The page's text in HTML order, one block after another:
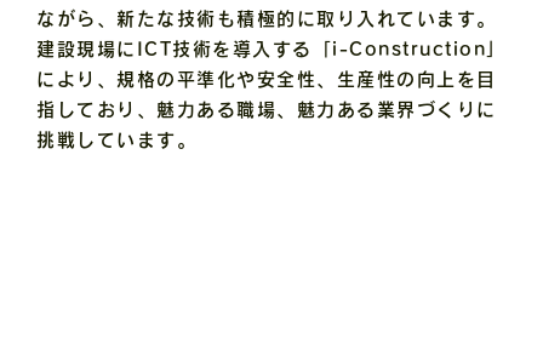
ながら、新たな技術も積極的に取り入れています。
建設現場にICT技術を導入する「i-Construction」
により、規格の平準化や安全性、生産性の向上を目
指しており、魅力ある職場、魅力ある業界づくりに
挑戦しています。